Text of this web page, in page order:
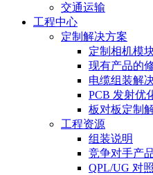
交通运输
工程中心
定制解决方案
定制相机模
现有产品的
电缆组装解
PCB 发射优
板对板定制
工程资源
组装说明
竞争对手产
QPL/UG 对